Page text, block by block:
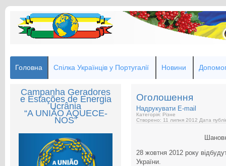
Головна Спілка Українців у Португалії Новини
Campanha Geradores
e Estações de Energia
Ucrânia
“A UNIÃO AQUECE-
NOS”
Оголошення
Надрукувати E-mail
Категорія: Різне
Створено: 11 липня 2012 Дата
28 жовтня 2012 року
України.